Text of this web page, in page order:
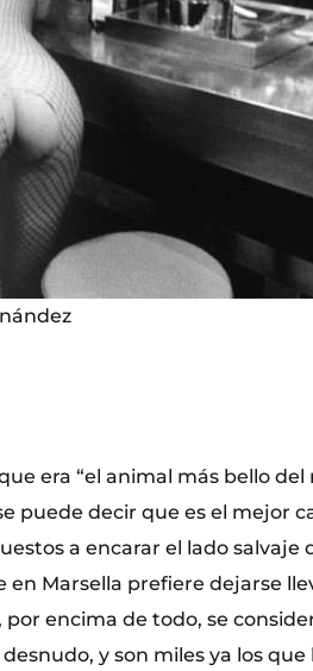
era “el animal más bello del
puede decir que es el mejor
a encarar el lado salvaje
Marsella prefiere dejarse
encima de todo, se
y son miles ya los que